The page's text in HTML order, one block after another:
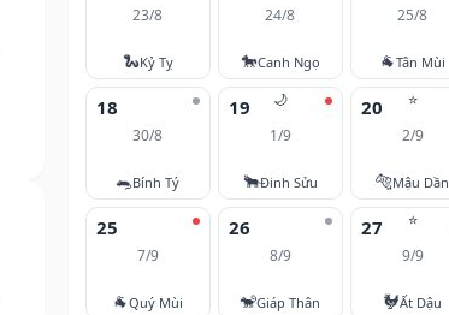
23/8
🐍Kỷ Tỵ
24/8
🐎Canh Ngọ
25/8
🐐Tân Mùi
18
30/8
🐀Bính Tý
🌙
19
1/9
🐂Đinh Sửu
⭐
20
2/9
🐅Mậu Dần
25
7/9
🐐Quý Mùi
26
8/9
🐒Giáp Thân
⭐
27
9/9
🐓Ất Dậu